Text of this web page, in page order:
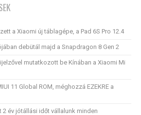
a Xiaomi új táblagépe, a Pad 6S Pro 12.4
debütál majd a Snapdragon 8 Gen 2
mutatkozott be Kínában a Xiaomi Mi
11 Global ROM, méghozzá EZEKRE a
2 év jótállási időt vállalunk minden